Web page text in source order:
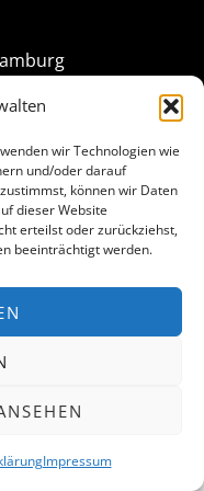
wir Technologien wie
und/oder darauf
können wir Daten
dieser Website
erteilst oder zurückziehst,
beeinträchtigt werden.
Impressum